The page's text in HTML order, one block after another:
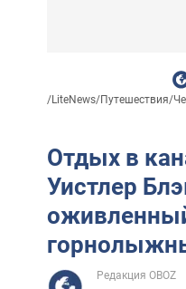
/LiteNews/Путешествия/
Отдых в
Уистлер
Редакция OBOZ